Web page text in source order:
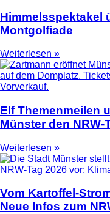
Himmelsspektakel
Montgolfiade
Weiterlesen »
Elf Themenmeilen
Münster den NRW-
Weiterlesen »
Vom Kartoffel-
Neue Infos zum